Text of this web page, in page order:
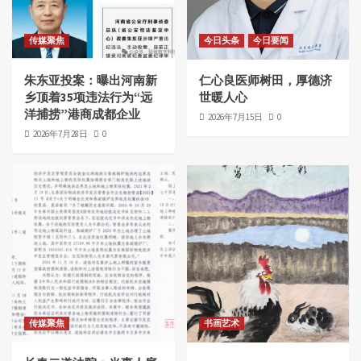
传媒聚焦
朱东亚投案：曝出河南新
乡顶着35项违法行为“远
洋捕捞”港商成都企业
2026年7月28日 0
今日头条 今日要闻
仁心良医师树田，厚德济
世暖人心
2026年7月15日 0
传媒聚焦 书画艺术